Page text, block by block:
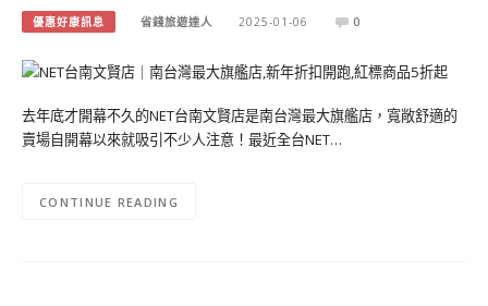
優惠好康訊息 省錢旅遊達人 2025-01-06 0
去年底才開幕不久的NET台南文賢店是南台灣最大旗艦店，寬敞舒適的
賣場自開幕以來就吸引不少人注意！最近全台NET…
CONTINUE READING